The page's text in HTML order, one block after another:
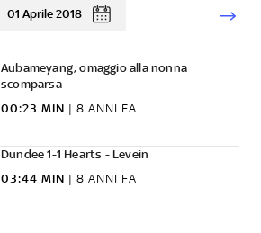
01 Aprile 2018
Aubameyang, omaggio alla nonna
scomparsa
00:23 MIN | 8 ANNI FA
Dundee 1-1 Hearts - Levein
03:44 MIN | 8 ANNI FA